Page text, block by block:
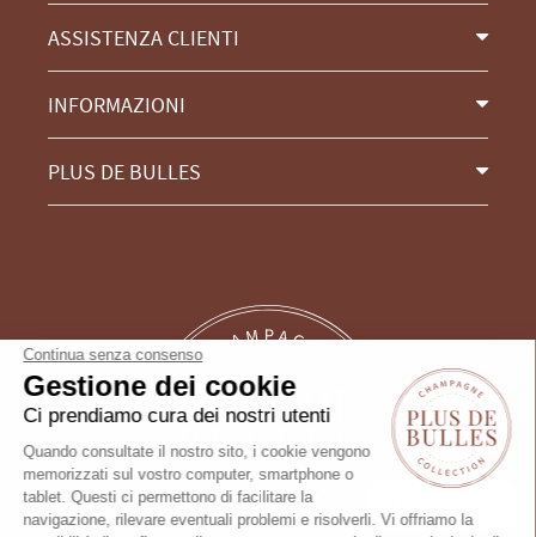
ASSISTENZA CLIENTI
INFORMAZIONI
PLUS DE BULLES
Continua senza consenso
Gestione dei cookie
Ci prendiamo cura dei nostri utenti
Quando consultate il nostro sito, i cookie vengono
memorizzati sul vostro computer, smartphone o
tablet. Questi ci permettono di facilitare la
navigazione, rilevare eventuali problemi e risolverli. Vi offriamo la